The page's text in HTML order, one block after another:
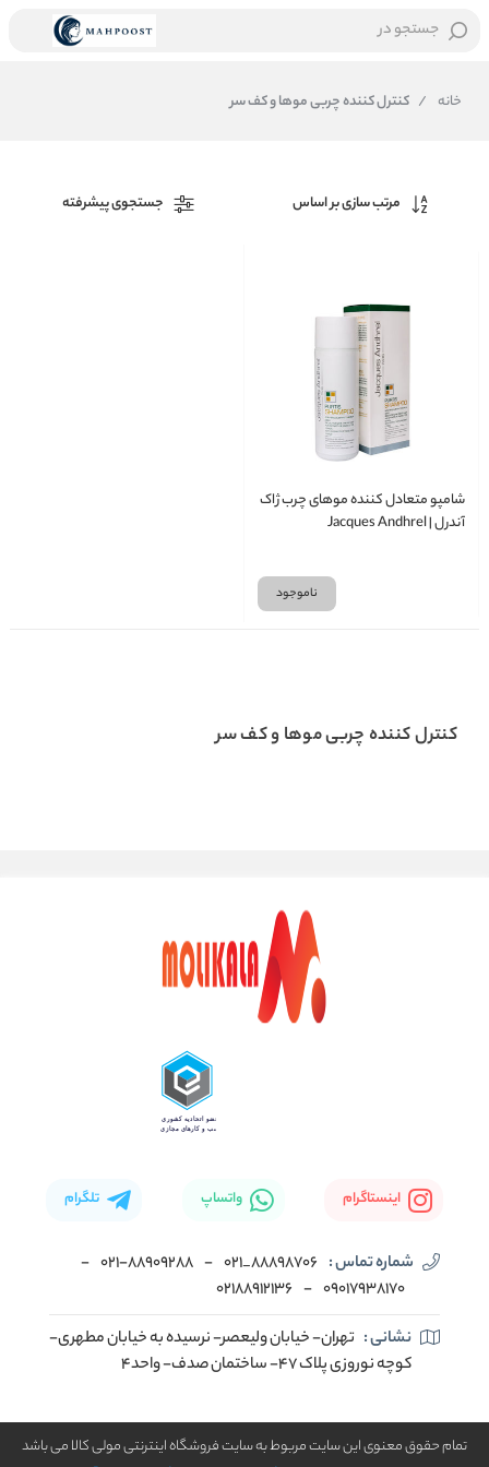
جستجو در
خانه / کنترل کننده چربی موها و کف سر
مرتب سازی بر اساس جستجوی پیشرفته
شامپو متعادل کننده موهای چرب ژاک
آندرل | Jacques Andhrel
ناموجود
کنترل کننده چربی موها و کف سر
اینستاگرام واتساپ تلگرام
شماره تماس : 88898706_021
- ۰۲۱-۸۸۹۰۹۲۸۸ -
۰۹۰۱۷۹۳۸۱۷۰ -
02188912136
نشانی : تهران- خیابان ولیعصر- نرسیده به خیابان مطهری-
کوچه نوروزی پلاک ۴۷- ساختمان صدف- واحد۴
تمام حقوق معنوی این سایت مربوط به سایت فروشگاه اینترنتی مولی کالا می باشد